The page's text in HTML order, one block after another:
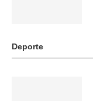
Deporte